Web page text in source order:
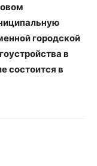
городской
в
состоится в